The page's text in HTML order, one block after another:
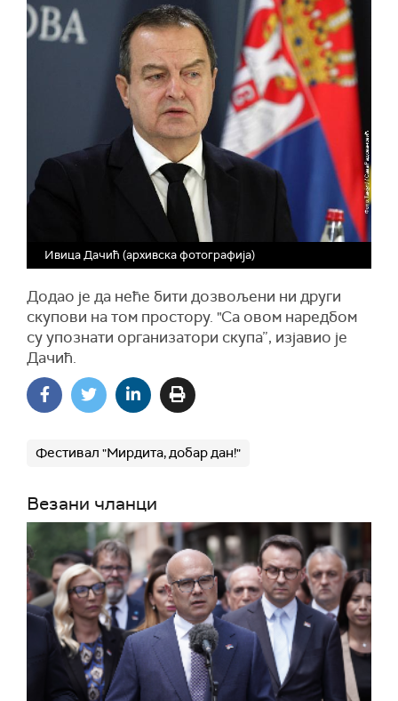
Ивица Дачић (архивска фотографија)
Додао је да неће бити дозвољени ни други
скупови на том простору. "Са овом наредбом
су упознати организатори скупа”, изјавио је
Дачић.
Фестивал "Мирдита, добар дан!"
Везани чланци